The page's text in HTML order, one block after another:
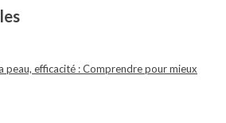
peau, efficacité : Comprendre pour mieux